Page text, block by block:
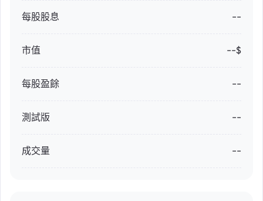
每股股息 --
市值 --$
每股盈餘 --
測試版 --
成交量 --